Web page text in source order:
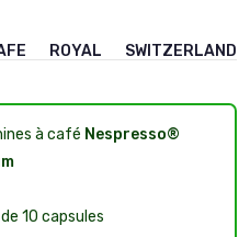
ROYAL SWITZERLAND
à café Nespresso®
10 capsules